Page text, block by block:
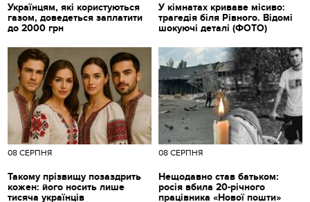
Українцям, які користуються
газом, доведеться заплатити
до 2000 грн
У кімнатах криваве місиво:
трагедія біля Рівного. Відомі
шокуючі деталі (ФОТО)
08 СЕРПНЯ
Такому прізвищу позаздрить
кожен: його носить лише
тисяча українців
08 СЕРПНЯ
Нещодавно став батьком:
росія вбила 20-річного
працівника «Нової пошти»